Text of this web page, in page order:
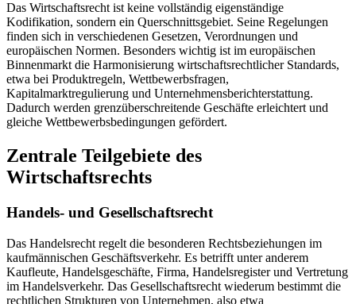
Das Wirtschaftsrecht ist keine vollständig eigenständige
Kodifikation, sondern ein Querschnittsgebiet. Seine Regelungen
finden sich in verschiedenen Gesetzen, Verordnungen und
europäischen Normen. Besonders wichtig ist im europäischen
Binnenmarkt die Harmonisierung wirtschaftsrechtlicher Standards,
etwa bei Produktregeln, Wettbewerbsfragen,
Kapitalmarktregulierung und Unternehmensberichterstattung.
Dadurch werden grenzüberschreitende Geschäfte erleichtert und
gleiche Wettbewerbsbedingungen gefördert.
Zentrale Teilgebiete des
Wirtschaftsrechts
Handels- und Gesellschaftsrecht
Das Handelsrecht regelt die besonderen Rechtsbeziehungen im
kaufmännischen Geschäftsverkehr. Es betrifft unter anderem
Kaufleute, Handelsgeschäfte, Firma, Handelsregister und Vertretung
im Handelsverkehr. Das Gesellschaftsrecht wiederum bestimmt die
rechtlichen Strukturen von Unternehmen, also etwa